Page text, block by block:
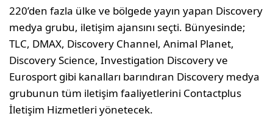
220’den fazla ülke ve bölgede yayın yapan Discovery
medya grubu, iletişim ajansını seçti. Bünyesinde;
TLC, DMAX, Discovery Channel, Animal Planet,
Discovery Science, Investigation Discovery ve
Eurosport gibi kanalları barındıran Discovery medya
grubunun tüm iletişim faaliyetlerini Contactplus
İletişim Hizmetleri yönetecek.